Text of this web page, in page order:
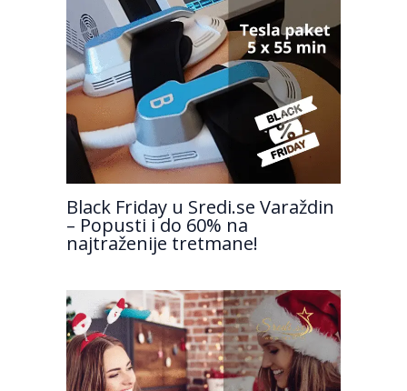
Black Friday u Sredi.se Varaždin
– Popusti i do 60% na
najtraženije tretmane!